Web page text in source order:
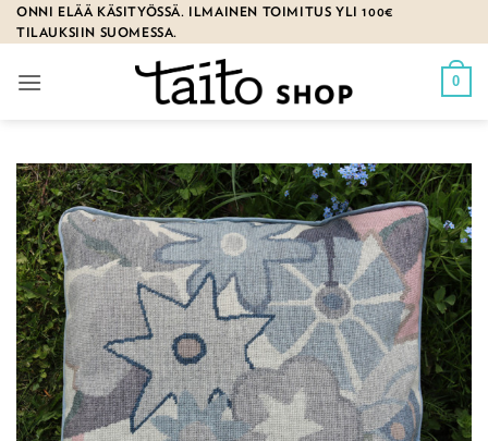
Skip
to
ONNI ELÄÄ KÄSITYÖSSÄ. ILMAINEN TOIMITUS YLI 100€
TILAUKSIIN SUOMESSA.
0